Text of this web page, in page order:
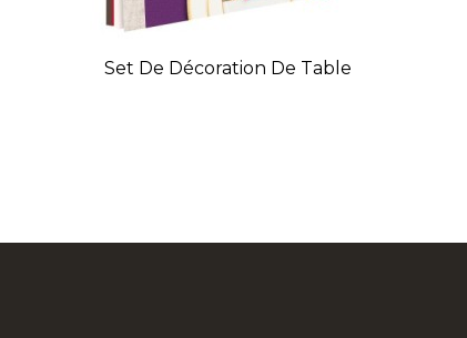
Set De Décoration De Table